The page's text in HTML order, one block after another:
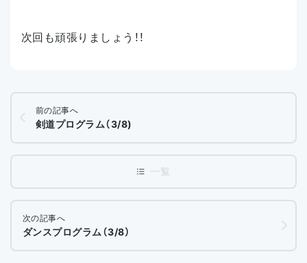
次回も頑張りましょう！！
前の記事へ
剣道プログラム（3/8)
次の記事へ
ダンスプログラム（3/8）